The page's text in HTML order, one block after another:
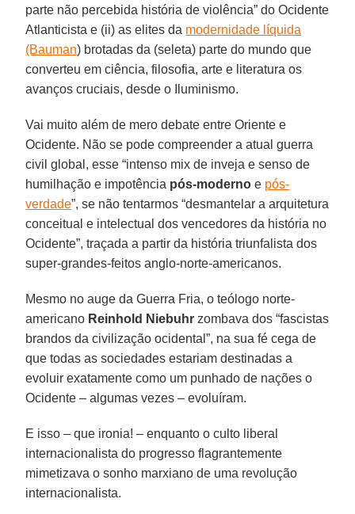
parte não percebida história de violência” do Ocidente
Atlanticista e (ii) as elites da modernidade líquida
(Bauman) brotadas da (seleta) parte do mundo que
converteu em ciência, filosofia, arte e literatura os
avanços cruciais, desde o Iluminismo.
Vai muito além de mero debate entre Oriente e
Ocidente. Não se pode compreender a atual guerra
civil global, esse “intenso mix de inveja e senso de
humilhação e impotência pós-moderno e pós-
verdade”, se não tentarmos “desmantelar a arquitetura
conceitual e intelectual dos vencedores da história no
Ocidente”, traçada a partir da história triunfalista dos
super-grandes-feitos anglo-norte-americanos.
Mesmo no auge da Guerra Fria, o teólogo norte-
americano Reinhold Niebuhr zombava dos “fascistas
brandos da civilização ocidental”, na sua fé cega de
que todas as sociedades estariam destinadas a
evoluir exatamente como um punhado de nações o
Ocidente – algumas vezes – evoluíram.
E isso – que ironia! – enquanto o culto liberal
internacionalista do progresso flagrantemente
mimetizava o sonho marxiano de uma revolução
internacionalista.